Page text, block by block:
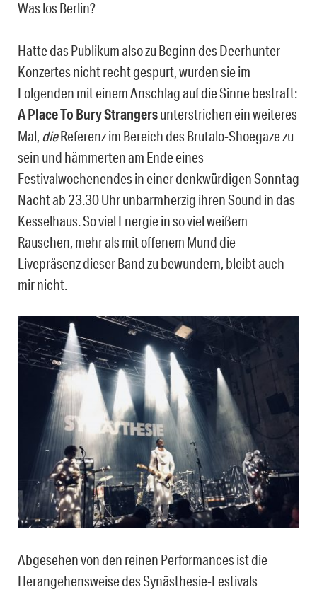
Was los Berlin?
Hatte das Publikum also zu Beginn des Deerhunter-
Konzertes nicht recht gespurt, wurden sie im
Folgenden mit einem Anschlag auf die Sinne bestraft:
A Place To Bury Strangersunterstrichen ein weiteres
Mal, dieReferenz im Bereich des Brutalo-Shoegaze zu
sein und hämmerten am Ende eines
Festivalwochenendes in einer denkwürdigen Sonntag
Nacht ab 23.30 Uhr unbarmherzig ihren Sound in das
Kesselhaus. So viel Energie in so viel weißem
Rauschen, mehr als mit offenem Mund die
Livepräsenz dieser Band zu bewundern, bleibt auch
mir nicht.
Abgesehen von den reinen Performances ist die
Herangehensweise des Synästhesie-Festivals